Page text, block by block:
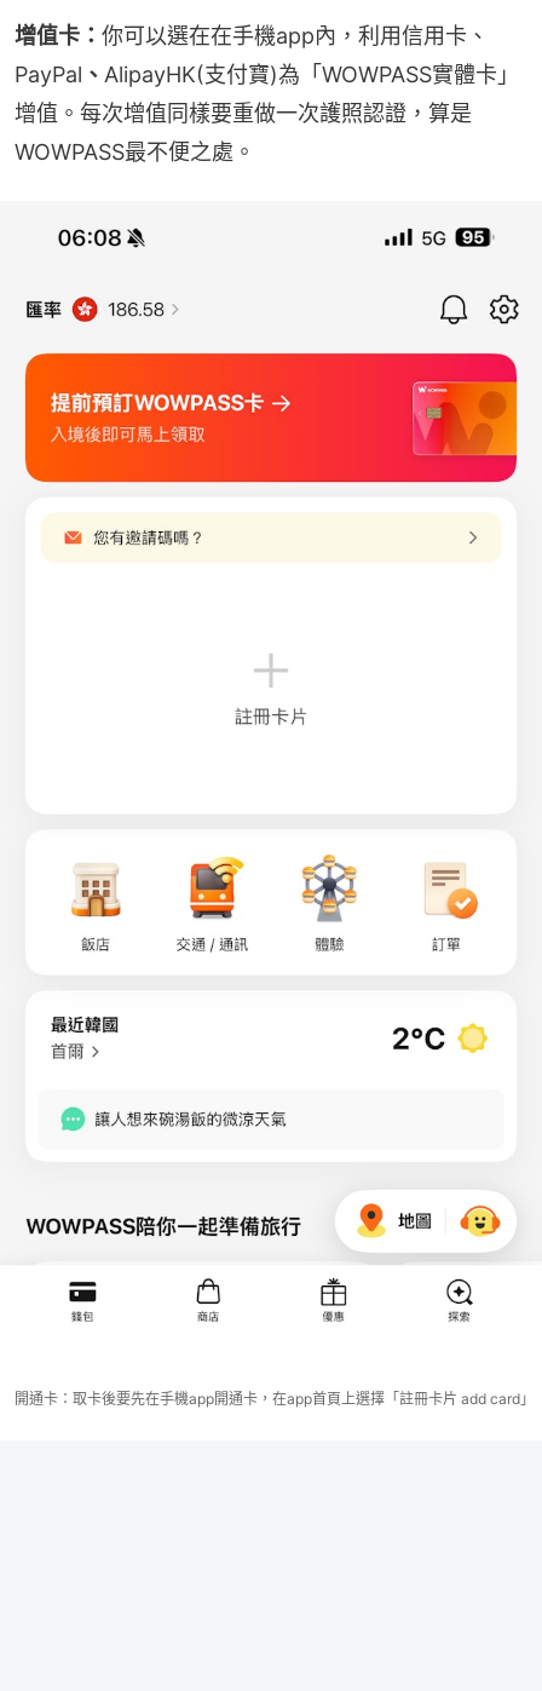
增值卡： 你可以選在在手機app內，利用信用卡、
PayPal 、 AlipayHK(支付寶)為「WOWPASS實體卡」
增值。每次增值同樣要重做一次護照認證，算是
WOWPASS最不便之處。
開通卡：取卡後要先在手機app開通卡，在app首頁上選擇「註冊卡片 add card」